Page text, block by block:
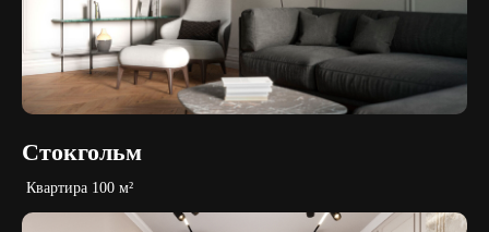
Стокгольм
Квартира 100 м²